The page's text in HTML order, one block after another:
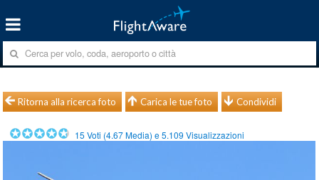
Ritorna alla ricerca foto Carica le tue foto Condividi
15 Voti (4.67Media) e5.109 Visualizzazioni